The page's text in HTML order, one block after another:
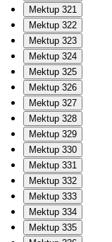
Mektup 321
Mektup 322
Mektup 323
Mektup 324
Mektup 325
Mektup 326
Mektup 327
Mektup 328
Mektup 329
Mektup 330
Mektup 331
Mektup 332
Mektup 333
Mektup 334
Mektup 335